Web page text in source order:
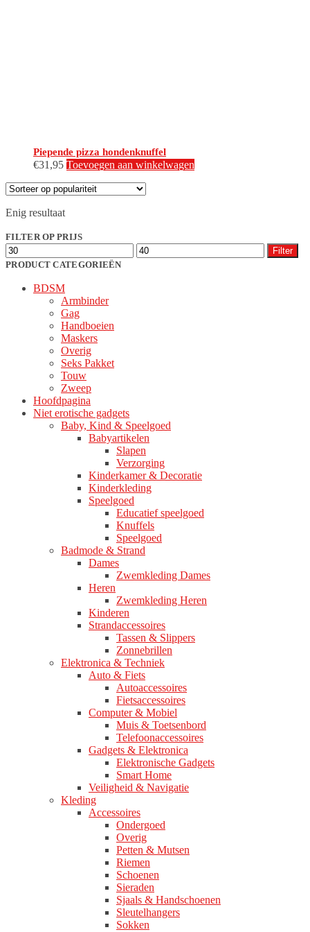
Piepende pizza hondenknuffel
€31,95 Toevoegen aan winkelwagen
Enig resultaat
FILTER OP PRIJS
Min.
prijs
Max.
prijs
Filter
PRODUCT CATEGORIEËN
BDSM
Armbinder
Gag
Handboeien
Maskers
Overig
Seks Pakket
Touw
Zweep
Hoofdpagina
Niet erotische gadgets
Baby, Kind & Speelgoed
Babyartikelen
Slapen
Verzorging
Kinderkamer & Decoratie
Kinderkleding
Speelgoed
Educatief speelgoed
Knuffels
Speelgoed
Badmode & Strand
Dames
Zwemkleding Dames
Heren
Zwemkleding Heren
Kinderen
Strandaccessoires
Tassen & Slippers
Zonnebrillen
Elektronica & Techniek
Auto & Fiets
Autoaccessoires
Fietsaccessoires
Computer & Mobiel
Muis & Toetsenbord
Telefoonaccessoires
Gadgets & Elektronica
Elektronische Gadgets
Smart Home
Veiligheid & Navigatie
Kleding
Accessoires
Ondergoed
Overig
Petten & Mutsen
Riemen
Schoenen
Sieraden
Sjaals & Handschoenen
Sleutelhangers
Sokken